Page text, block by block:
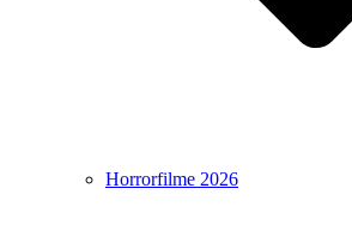
Horrorfilme 2026